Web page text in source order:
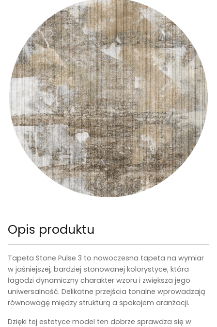
Opis produktu
Tapeta Stone Pulse 3 to nowoczesna tapeta na wymiar
w jaśniejszej, bardziej stonowanej kolorystyce, która
łagodzi dynamiczny charakter wzoru i zwiększa jego
uniwersalność. Delikatne przejścia tonalne wprowadzają
równowagę między strukturą a spokojem aranżacji.
Dzięki tej estetyce model ten dobrze sprawdza się w